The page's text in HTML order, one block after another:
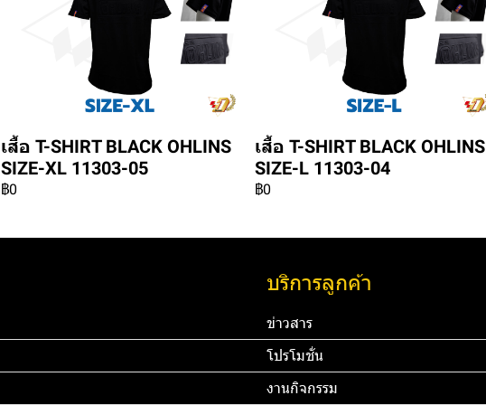
เสื้อ T-SHIRT BLACK OHLINS
SIZE-XL 11303-05
฿0
เสื้อ T-SHIRT BLACK OHLINS
SIZE-L 11303-04
฿0
บริการลูกค้า
ข่าวสาร
โปรโมชั่น
งานกิจกรรม